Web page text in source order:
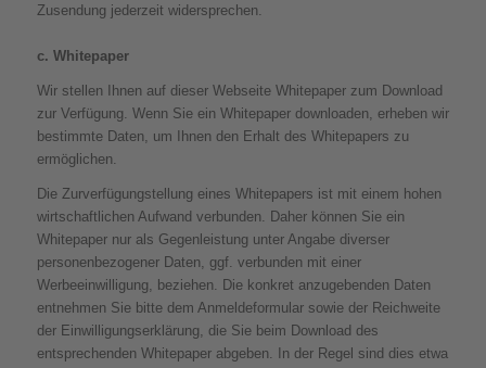
Zusendung jederzeit widersprechen.
c. Whitepaper
Wir stellen Ihnen auf dieser Webseite Whitepaper zum Download
zur Verfügung. Wenn Sie ein Whitepaper downloaden, erheben wir
bestimmte Daten, um Ihnen den Erhalt des Whitepapers zu
ermöglichen.
Die Zurverfügungstellung eines Whitepapers ist mit einem hohen
wirtschaftlichen Aufwand verbunden. Daher können Sie ein
Whitepaper nur als Gegenleistung unter Angabe diverser
personenbezogener Daten, ggf. verbunden mit einer
Werbeeinwilligung, beziehen. Die konkret anzugebenden Daten
entnehmen Sie bitte dem Anmeldeformular sowie der Reichweite
der Einwilligungserklärung, die Sie beim Download des
entsprechenden Whitepaper abgeben. In der Regel sind dies etwa